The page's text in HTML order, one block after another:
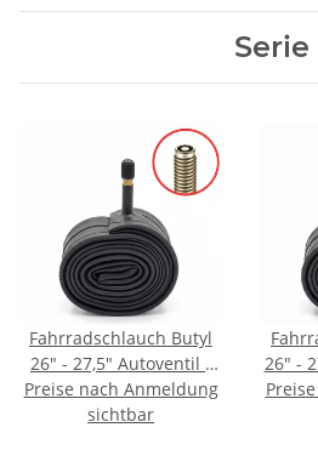
Serie
Fahrradschlauch Butyl
26" - 27,5" Autoventil /
Schraderventil
Preise nach Anmeldung
sichtbar
26" -